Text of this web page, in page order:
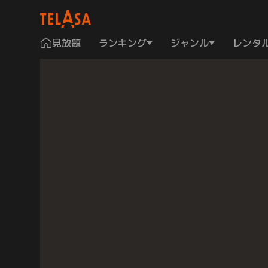
見放題 ランキング ジャンル レンタ